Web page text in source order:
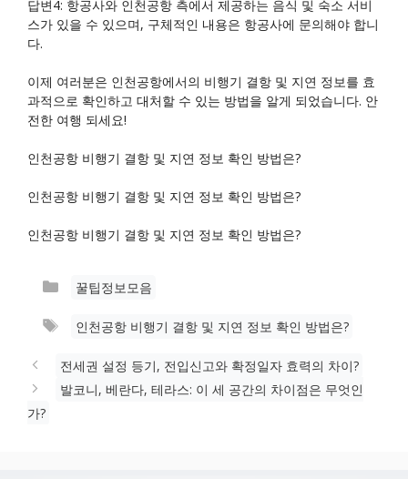
답변4: 항공사와 인천공항 측에서 제공하는 음식 및 숙소 서비
스가 있을 수 있으며, 구체적인 내용은 항공사에 문의해야 합니
다.
이제 여러분은 인천공항에서의 비행기 결항 및 지연 정보를 효
과적으로 확인하고 대처할 수 있는 방법을 알게 되었습니다. 안
전한 여행 되세요!
인천공항 비행기 결항 및 지연 정보 확인 방법은?
인천공항 비행기 결항 및 지연 정보 확인 방법은?
인천공항 비행기 결항 및 지연 정보 확인 방법은?
카
고
꿀팁정보모음
태
인천공항 비행기 결항 및 지연 정보 확인 방법은?
전세권 설정 등기, 전입신고와 확정일자 효력의 차이?
발코니, 베란다, 테라스: 이 세 공간의 차이점은 무엇인
가?